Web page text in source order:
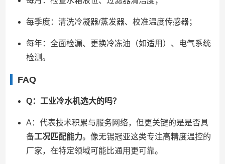
每季度：清洗冷凝器/蒸发器、校准温度传感器；
每年：全面检漏、更换冷冻油（如适用）、电气系统
检测。
FAQ
Q：工业冷水机选大的吗？
A：代表技术积累与服务网络，但更关键的是是否具
备工况匹配能力。像无锡冠亚这类专注高精度温控的
厂家，在特定领域可能比通用更可靠。